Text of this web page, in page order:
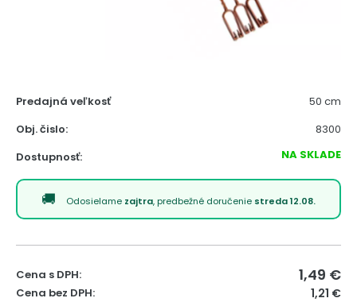
Predajná veľkosť
50 cm
Obj. čislo:
8300
Dostupnosť:
NA SKLADE
Odosielame zajtra, predbežné doručenie streda 12.08.
Cena s DPH: 1,49 €
Cena bez DPH: 1,21 €